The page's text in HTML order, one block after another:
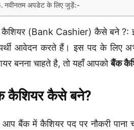
नवीनतम अपडेट के लिए जुड़ें:-
(Bank Cashier) कैसे बने ?: इस
आवेदन करते हैं। इस पद के लिए
बनना चाहते है, तो यहाँ आपकोबैंक
कैशियर कैसे बने?
आप बैंक में कैशियर पद पर नौकरी पाना